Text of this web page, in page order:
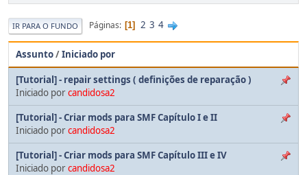
IR PARA O FUNDO Páginas 1 2 3 4
Assunto/Iniciado por
[Tutorial] - repair settings ( definições de reparação )
Iniciado porcandidosa2
[Tutorial] - Criar mods para SMF Capítulo I e II
Iniciado porcandidosa2
[Tutorial] - Criar mods para SMF Capítulo III e IV
Iniciado porcandidosa2